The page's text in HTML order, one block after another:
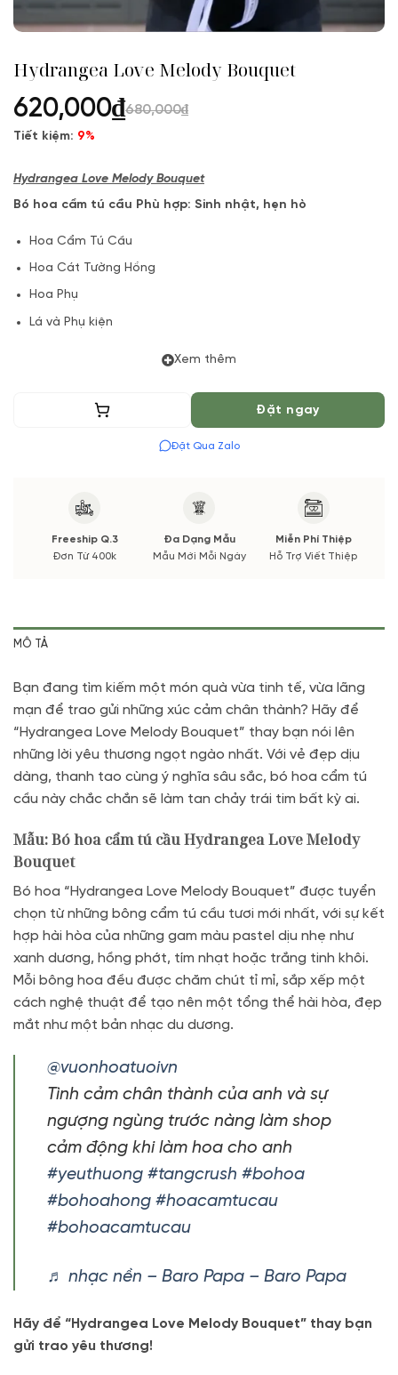
Hydrangea Love Melody Bouquet
620,000₫680,000₫
Tiết kiệm: 9%
Hydrangea Love Melody Bouquet
Bó hoa cẩm tú cầu Phù hợp: Sinh nhật, hẹn hò
Hoa Cẩm Tú Cầu
Hoa Cát Tường Hồng
Hoa Phụ
Lá và Phụ kiện
(*) Shop hoa tươi với dịch vụ đặt hoa online Vườn Hoa Tươi
Nếu có thay đổi về Hoa phụ và thời gian giao sẽ được thông
Xem thêm
Thêm vào giỏ Đặt ngay
Đặt Qua Zalo
Freeship Q.3
Đơn Từ 400k
Đa Dạng Mẫu
Mẫu Mới Mỗi Ngày
Miễn Phí Thiệp
Hỗ Trợ Viết Thiệp
MÔ TẢ
Bạn đang tìm kiếm một món quà vừa tinh tế, vừa lãng
mạn để trao gửi những xúc cảm chân thành? Hãy để
“Hydrangea Love Melody Bouquet” thay bạn nói lên
những lời yêu thương ngọt ngào nhất. Với vẻ đẹp dịu
dàng, thanh tao cùng ý nghĩa sâu sắc, bó hoa cẩm tú
cầu này chắc chắn sẽ làm tan chảy trái tim bất kỳ ai.
Mẫu: Bó hoa cẩm tú cầu Hydrangea Love Melody
Bouquet
Bó hoa “Hydrangea Love Melody Bouquet” được tuyển
chọn từ những bông cẩm tú cầu tươi mới nhất, với sự kết
hợp hài hòa của những gam màu pastel dịu nhẹ như
xanh dương, hồng phớt, tím nhạt hoặc trắng tinh khôi.
Mỗi bông hoa đều được chăm chút tỉ mỉ, sắp xếp một
cách nghệ thuật để tạo nên một tổng thể hài hòa, đẹp
mắt như một bản nhạc du dương.
@vuonhoatuoivn
Tình cảm chân thành của anh và sự
ngượng ngùng trước nàng làm shop
cảm động khi làm hoa cho anh
#yeuthuong #tangcrush #bohoa
#bohoahong #hoacamtucau
#bohoacamtucau
♬ nhạc nền – Baro Papa – Baro Papa
Hãy để “Hydrangea Love Melody Bouquet” thay bạn
gửi trao yêu thương!